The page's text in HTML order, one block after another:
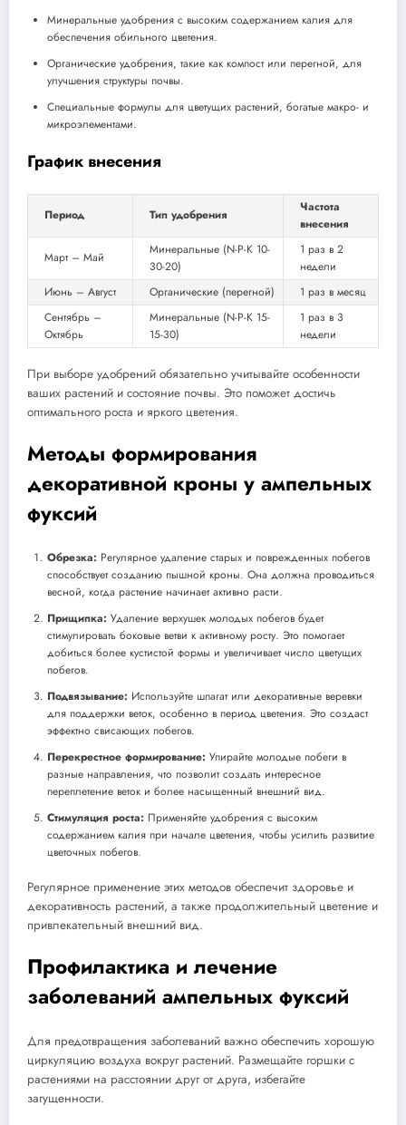
Минеральные удобрения с высоким содержанием калия для
обеспечения обильного цветения.
Органические удобрения, такие как компост или перегной, для
улучшения структуры почвы.
Специальные формулы для цветущих растений, богатые макро- и
микроэлементами.
График внесения
Период Тип удобрения
Частота
внесения
Март – Май
Минеральные (N-P-K 10-
30-20)
1 раз в 2
недели
Июнь – Август
Органические (перегной)
1 раз в месяц
Сентябрь –
Октябрь
Минеральные (N-P-K 15-
15-30)
1 раз в 3
недели
При выборе удобрений обязательно учитывайте особенности
ваших растений и состояние почвы. Это поможет достичь
оптимального роста и яркого цветения.
Методы формирования
декоративной кроны у ампельных
фуксий
Обрезка: Регулярное удаление старых и поврежденных побегов
способствует созданию пышной кроны. Она должна проводиться
весной, когда растение начинает активно расти.
Прищипка: Удаление верхушек молодых побегов будет
стимулировать боковые ветви к активному росту. Это помогает
добиться более кустистой формы и увеличивает число цветущих
побегов.
Подвязывание: Используйте шпагат или декоративные веревки
для поддержки веток, особенно в период цветения. Это создаст
эффектно свисающих побегов.
Перекрестное формирование: Упирайте молодые побеги в
разные направления, что позволит создать интересное
переплетение веток и более насыщенный внешний вид.
Стимуляция роста: Применяйте удобрения с высоким
содержанием калия при начале цветения, чтобы усилить развитие
цветочных побегов.
Регулярное применение этих методов обеспечит здоровье и
декоративность растений, а также продолжительный цветение и
привлекательный внешний вид.
Профилактика и лечение
заболеваний ампельных фуксий
Для предотвращения заболеваний важно обеспечить хорошую
циркуляцию воздуха вокруг растений. Размещайте горшки с
растениями на расстоянии друг от друга, избегайте
загущенности.